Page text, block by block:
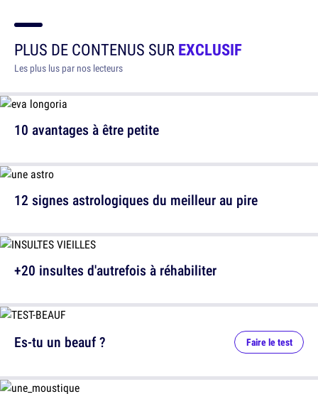
PLUS DE CONTENUS SUREXCLUSIF
Les plus lus par nos lecteurs
10 avantages à être petite
+20 insultes d'autrefois à réhabiliter
12 signes astrologiques du meilleur au pire
Es-tu un beauf ? Faire le test